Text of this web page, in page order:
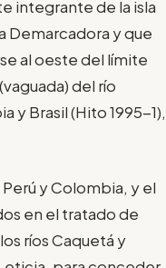
integrante de la isla
Demarcadora y que
al oeste del límite
del río
y Brasil (Hito 1995-1),
y Colombia, y el
en el tratado de
ríos Caquetá y